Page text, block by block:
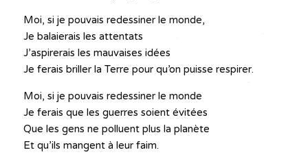
Moi, si je pouvais redessiner le monde,
Je balaierais les attentats
J’aspirerais les mauvaises idées
Je ferais briller la Terre pour qu’on puisse respirer.
Moi, si je pouvais redessiner le monde
Je ferais que les guerres soient évitées
Que les gens ne polluent plus la planète
Et qu’ils mangent à leur faim.